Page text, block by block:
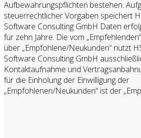
Aufbewahrungspflichten bestehen.
steuerrechtlicher Vorgaben speichert
Software Consulting GmbH Daten
für zehn Jahre. Die vom
über „Empfohlene/Neukunden“ nutzt
Software Consulting GmbH
Kontaktaufnahme und
für die Einholung der Einwilligung der
„Empfohlenen/Neukunden“ ist der